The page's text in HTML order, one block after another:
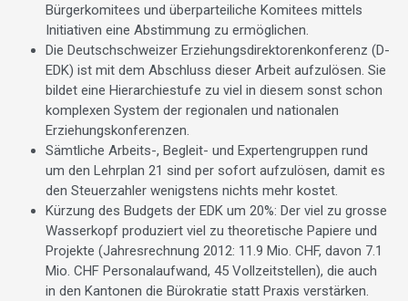
Bürgerkomitees und überparteiliche Komitees mittels
Initiativen eine Abstimmung zu ermöglichen.
Die Deutschschweizer Erziehungsdirektorenkonferenz (D-
EDK) ist mit dem Abschluss dieser Arbeit aufzulösen. Sie
bildet eine Hierarchiestufe zu viel in diesem sonst schon
komplexen System der regionalen und nationalen
Erziehungskonferenzen.
Sämtliche Arbeits-, Begleit- und Expertengruppen rund
um den Lehrplan 21 sind per sofort aufzulösen, damit es
den Steuerzahler wenigstens nichts mehr kostet.
Kürzung des Budgets der EDK um 20%: Der viel zu grosse
Wasserkopf produziert viel zu theoretische Papiere und
Projekte (Jahresrechnung 2012: 11.9 Mio. CHF, davon 7.1
Mio. CHF Personalaufwand, 45 Vollzeitstellen), die auch
in den Kantonen die Bürokratie statt Praxis verstärken.